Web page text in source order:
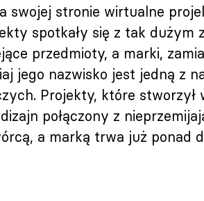
swojej stronie wirtualne
spotkały się z tak dużym
przedmioty, a marki,
jego nazwisko jest jedną z
Projekty, które stworzył
połączony z
a marką trwa już ponad